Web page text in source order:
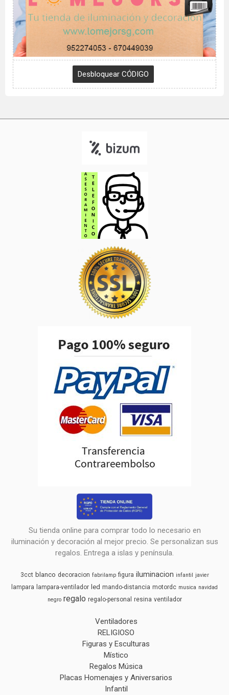
Su tienda online para comprar todo lo necesario en
iluminación y decoración al mejor precio. Se personalizan sus
regalos. Entrega a islas y península.
3cct blanco decoracion fabrilamp figura iluminacion infantil javier
lampara lampara-ventilador led mando-distancia motordc musica navidad
negro regalo regalo-personal resina ventilador
Ventiladores
RELIGIOSO
Figuras y Esculturas
Místico
Regalos Música
Placas Homenajes y Aniversarios
Infantil